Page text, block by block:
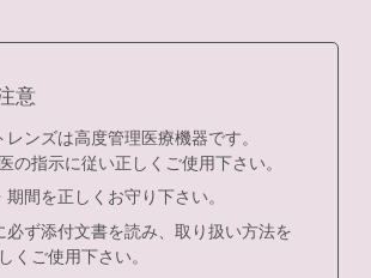
意
ンズは高度管理医療機器です。
の指示に従い正しくご使用下さい。
間を正しくお守り下さい。
必ず添付文書を読み、取り扱い方法を
くご使用下さい。